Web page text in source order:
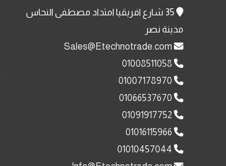
35 شارع افريقيا امتداد مصطفى النحاس
مدينة نصر
01008511058
01007178970
01066537670
01091917752
01016115966
01010457044